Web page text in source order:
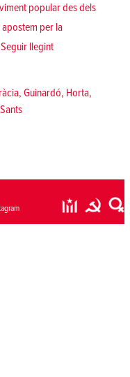
popular des dels
per la
Seguir llegint«[Barcelonès]
, Guinardó, Horta,
Sants